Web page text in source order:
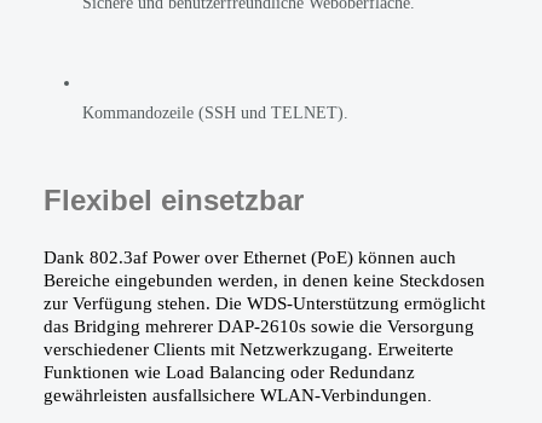
Kommandozeile (SSH und TELNET).
Flexibel einsetzbar
Dank 802.3af Power over Ethernet (PoE) können auch
Bereiche eingebunden werden, in denen keine Steckdosen
zur Verfügung stehen. Die WDS-Unterstützung ermöglicht
das Bridging mehrerer DAP-2610s sowie die Versorgung
verschiedener Clients mit Netzwerkzugang. Erweiterte
Funktionen wie Load Balancing oder Redundanz
gewährleisten ausfallsichere WLAN-Verbindungen